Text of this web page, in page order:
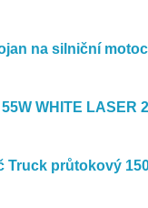
na silniční
WHITE LASER
Truck průtokový